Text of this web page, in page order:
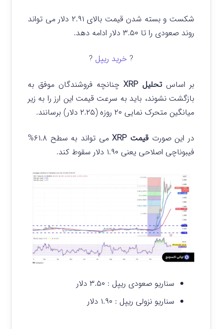
شکست و بسته شدن قیمت بالای ۲.۹۱ دلار می تواند
روند صعودی را تا ۳.۵۰ دلار ادامه دهد.
? خرید ریپل ?
بر اساس تحلیل XRP
چنانچه فروشندگان موفق به
بازگشت نشوند، باید به سرعت قیمت این ارز را به زیر
میانگین متحرک نمایی ۲۰ روزه (۲.۲۵ دلار) برسانند.
در این صورت قیمت XRP
می تواند به سطح ۶۱.۸%
فیبوناچی اصلاحی یعنی ۱.۹۰ دلار سقوط کند.
سناریو صعودی ریپل : ۳.۵۰ دلار
سناریو نزولی ریپل : ۱.۹۰ دلار